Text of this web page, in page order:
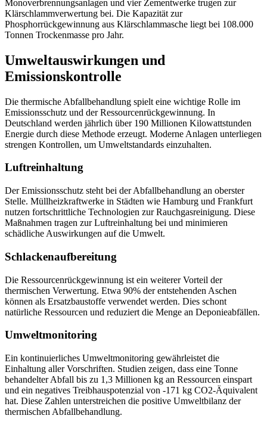
Monoverbrennungsanlagen und vier Zementwerke trugen zur
Klärschlammverwertung bei. Die Kapazität zur
Phosphorrückgewinnung aus Klärschlammasche liegt bei 108.000
Tonnen Trockenmasse pro Jahr.
Umweltauswirkungen und
Emissionskontrolle
Die thermische Abfallbehandlung spielt eine wichtige Rolle im
Emissionsschutz und der Ressourcenrückgewinnung. In
Deutschland werden jährlich über 190 Millionen Kilowattstunden
Energie durch diese Methode erzeugt. Moderne Anlagen unterliegen
strengen Kontrollen, um Umweltstandards einzuhalten.
Luftreinhaltung
Der Emissionsschutz steht bei der Abfallbehandlung an oberster
Stelle. Müllheizkraftwerke in Städten wie Hamburg und Frankfurt
nutzen fortschrittliche Technologien zurRauchgasreinigung. Diese
Maßnahmen tragen zur Luftreinhaltung bei und minimieren
schädliche Auswirkungen auf die Umwelt.
Schlackenaufbereitung
Die Ressourcenrückgewinnung ist ein weiterer Vorteil der
thermischen Verwertung. Etwa 90% der entstehenden Aschen
können als Ersatzbaustoffe verwendet werden. Dies schont
natürliche Ressourcen und reduziert die Menge an Deponieabfällen.
Umweltmonitoring
Ein kontinuierliches Umweltmonitoring gewährleistet die
Einhaltung aller Vorschriften. Studien zeigen, dass eine Tonne
behandelter Abfall bis zu 1,3 Millionen kg an Ressourcen einspart
und ein negatives Treibhauspotenzial von -171 kg CO2-Äquivalent
hat. Diese Zahlen unterstreichen die positive Umweltbilanz der
thermischen Abfallbehandlung.